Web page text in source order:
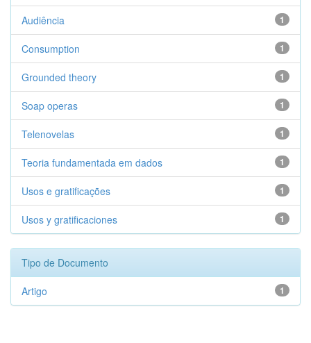
1
Audiência
1
Consumption
1
Grounded theory
1
Soap operas
1
Telenovelas
1
Teoria fundamentada em dados
1
Usos e gratificações
1
Usos y gratificaciones
Tipo de Documento
1
Artigo